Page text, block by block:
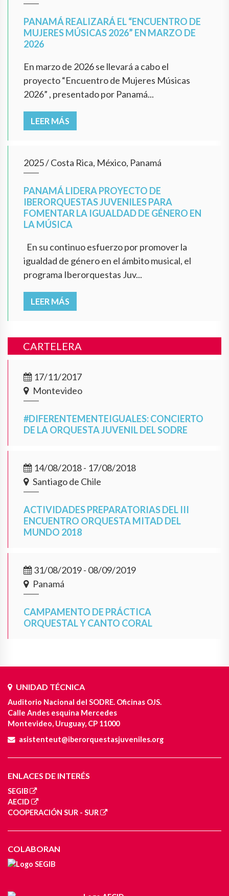
PANAMÁ REALIZARÁ EL “ENCUENTRO DE
MUJERES MÚSICAS 2026” EN MARZO DE
2026
En marzo de 2026 se llevará a cabo el
proyecto “Encuentro de Mujeres Músicas
2026” , presentado por Panamá...
LEER MÁS
2025/Costa Rica, México, Panamá
PANAMÁ LIDERA PROYECTO DE
IBERORQUESTAS JUVENILES PARA
FOMENTAR LA IGUALDAD DE GÉNERO EN
LA MÚSICA
En su continuo esfuerzo por promover la
igualdad de género en el ámbito musical, el
programa Iberorquestas Juv...
LEER MÁS
CARTELERA
17/11/2017
Montevideo
#DIFERENTEMENTEIGUALES: CONCIERTO
DE LA ORQUESTA JUVENIL DEL SODRE
14/08/2018 - 17/08/2018
Santiago de Chile
ACTIVIDADES PREPARATORIAS DEL III
ENCUENTRO ORQUESTA MITAD DEL
MUNDO 2018
31/08/2019 - 08/09/2019
Panamá
CAMPAMENTO DE PRÁCTICA
ORQUESTAL Y CANTO CORAL
UNIDAD TÉCNICA
Auditorio Nacional del SODRE. Oficinas OJS.
Calle Andes esquina Mercedes
Montevideo, Uruguay, CP 11000
asistenteut@iberorquestasjuveniles.org
ENLACES DE INTERÉS
SEGIB
AECID
COOPERACIÓN SUR - SUR
COLABORAN